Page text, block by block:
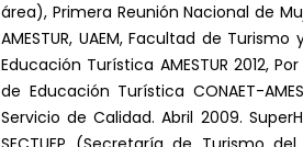
área), Primera Reunión Nacional de
AMESTUR, UAEM, Facultad de
Educación Turística AMESTUR 2012,
de Educación Turística CONAET-
Servicio de Calidad. Abril 2009.